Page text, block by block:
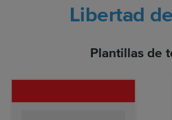
Libertad
Plantillas de